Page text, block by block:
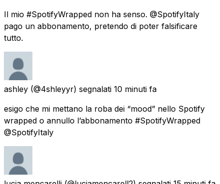
Il mio #SpotifyWrapped non ha senso. @SpotifyItaly
pago un abbonamento, pretendo di poter falsificare
tutto.
ashley (@4shleyyr) segnalati 10 minuti fa
esigo che mi mettano la roba dei “mood” nello Spotify
wrapped o annullo l’abbonamento #SpotifyWrapped
@SpotifyItaly